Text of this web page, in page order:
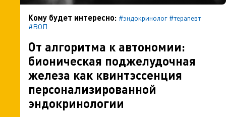
Кому будет интересно: #эндокринолог #терапевт
#ВОП
От алгоритма к автономии:
бионическая поджелудочная
железа как квинтэссенция
персонализированной
эндокринологии